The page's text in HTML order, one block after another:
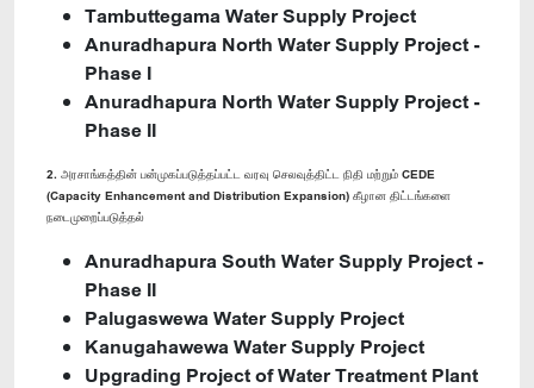
Tambuttegama Water Supply Project
Anuradhapura North Water Supply Project -
Phase I
Anuradhapura North Water Supply Project -
Phase II
2. அரசாங்கத்தின் பன்முகப்படுத்தப்பட்ட வரவு செலவுத்திட்ட நிதி மற்றும் CEDE
(Capacity Enhancement and Distribution Expansion) கீழான திட்டங்களை
நடைமுறைப்படுத்தல்
Anuradhapura South Water Supply Project -
Phase II
Palugaswewa Water Supply Project
Kanugahawewa Water Supply Project
Upgrading Project of Water Treatment Plant